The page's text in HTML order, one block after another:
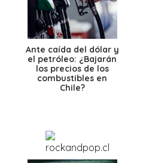
Ante caída del dólar y
el petróleo: ¿Bajarán
los precios de los
combustibles en
Chile?